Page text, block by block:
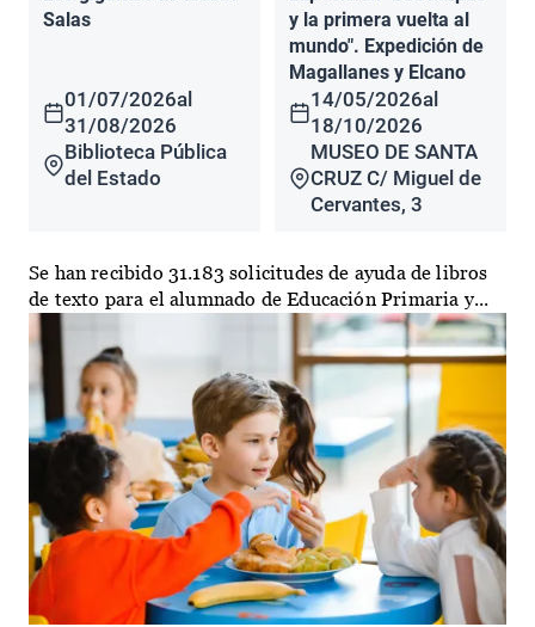
Salas
01/07/2026al
31/08/2026
Biblioteca Pública
del Estado
y la primera vuelta al
mundo". Expedición de
Magallanes y Elcano
14/05/2026al
18/10/2026
MUSEO DE SANTA
CRUZ C/ Miguel de
Cervantes, 3
Se han recibido 31.183 solicitudes de ayuda de libros
de texto para el alumnado de Educación Primaria y...